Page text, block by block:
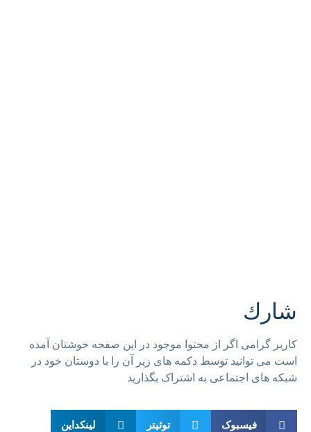
شارك
کاربر گرامی اگر از محتوا موجود در این صفحه خوشتان آمده
است می توانید توسط دکمه های زیر آن را با دوستان خود در
شبکه های اجتماعی به اشتراک بگذارید
فیسبوک توئیتر لینکداین